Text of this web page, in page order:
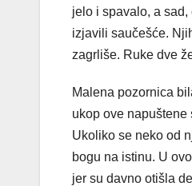
jelo i spavalo, a
izjavili saučešće.
zagrliše. Ruke dve
Malena pozornica
ukop ove
Ukoliko se neko od
bogu na istinu. U
jer su davno otišla